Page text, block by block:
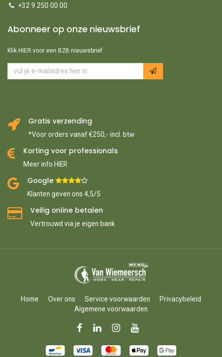
+32 9 250 00 00
Abonneer op onze nieuwsbrief
Klik HIER voor een B2B nieuwsbrief
Gratis verzending
*Voor orders vanaf €250,- incl. btw
Korting voor professionals
Meer info HIER
Google ​
Klanten geven ons 4,5/5
Veilig online betalen
Vertrouwd via je eigen bank
Home Over ons Service voorwaarden
Privacybeleid
Algemene voorwaarden